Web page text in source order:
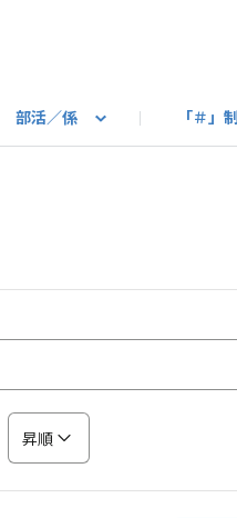
部活／係 「＃」
昇順